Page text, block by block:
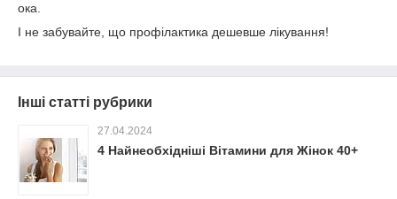
ока.
І не забувайте, що профілактика дешевше лікування!
Інші статті рубрики
27.04.2024
4 Найнеобхідніші Вітамини для Жінок 40+